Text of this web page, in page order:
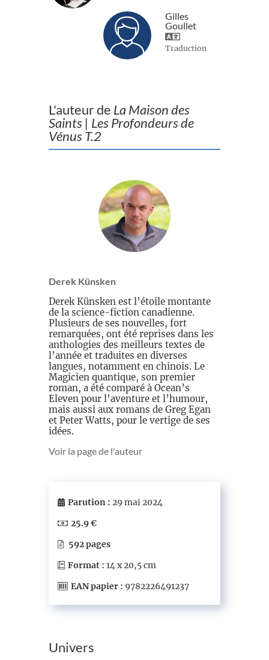
Gilles
Goullet
Traduction
L'auteur de La Maison des
Saints | Les Profondeurs de
Vénus T.2
Derek Künsken
Derek Künsken est l’étoile montante
de la science-fiction canadienne.
Plusieurs de ses nouvelles, fort
remarquées, ont été reprises dans les
anthologies des meilleurs textes de
l’année et traduites en diverses
langues, notamment en chinois. Le
Magicien quantique, son premier
roman, a été comparé à Ocean’s
Eleven pour l’aventure et l’humour,
mais aussi aux romans de Greg Egan
et Peter Watts, pour le vertige de ses
idées.
Voir la page de l'auteur
Parution : 29 mai 2024
25.9 €
592 pages
Format : 14 x 20,5 cm
EAN papier : 9782226491237
Univers